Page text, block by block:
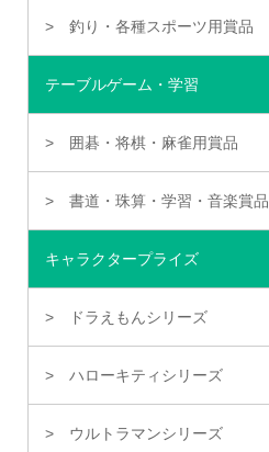
釣り・各種スポーツ用賞品
テーブルゲーム・学習
囲碁・将棋・麻雀用賞品
書道・珠算・学習・音楽賞品
キャラクタープライズ
ドラえもんシリーズ
ハローキティシリーズ
ウルトラマンシリーズ